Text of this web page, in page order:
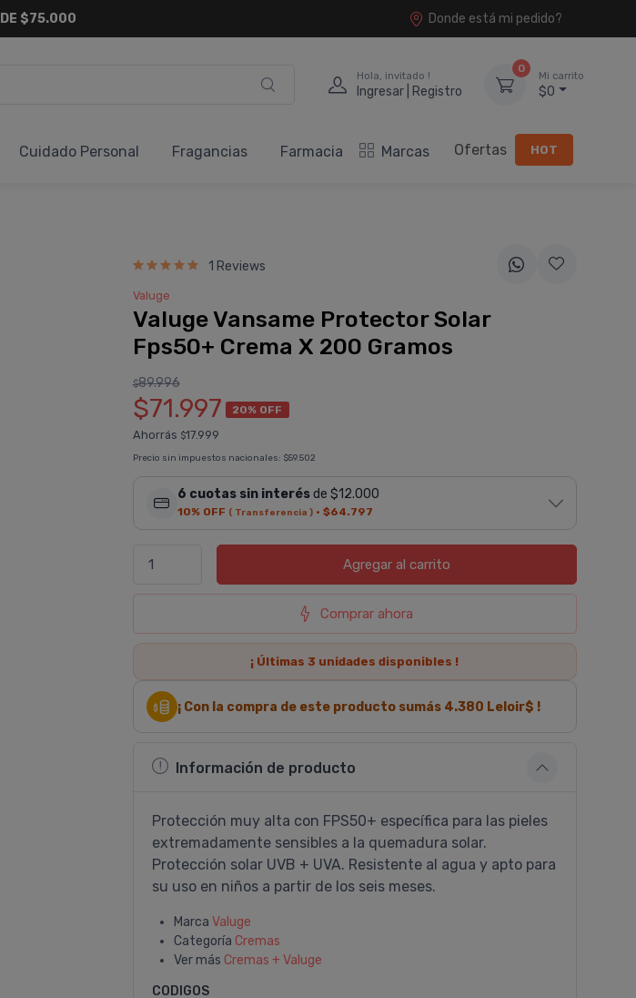
DE $75.000 Donde está mi pedido?
Hola, invitado !
Ingresar | Registro
0
Mi carrito
$0
Cuidado Personal Fragancias Farmacia Marcas Ofertas HOT
1 Reviews
Valuge
Valuge Vansame Protector Solar
Fps50+ Crema X 200 Gramos
$89.996
$71.997 20% OFF
Ahorrás $17.999
Precio sin impuestos nacionales: $59.502
6 cuotas sin interésde $12.000
10% OFF ( Transferencia )· $64.797
Agregaral carrito
Comprar ahora
¡ Últimas3 unidades disponibles !
¡ Con la compra de este producto sumás 4.380 Leloir$ !
Información de producto
Protección muy alta con FPS50+ especí­fica para las pieles
extremadamente sensibles a la quemadura solar.
Protección solar UVB + UVA. Resistente al agua y apto para
su uso en niños a partir de los seis meses.
Marca Valuge
Categoría Cremas
Ver más Cremas + Valuge
CODIGOS